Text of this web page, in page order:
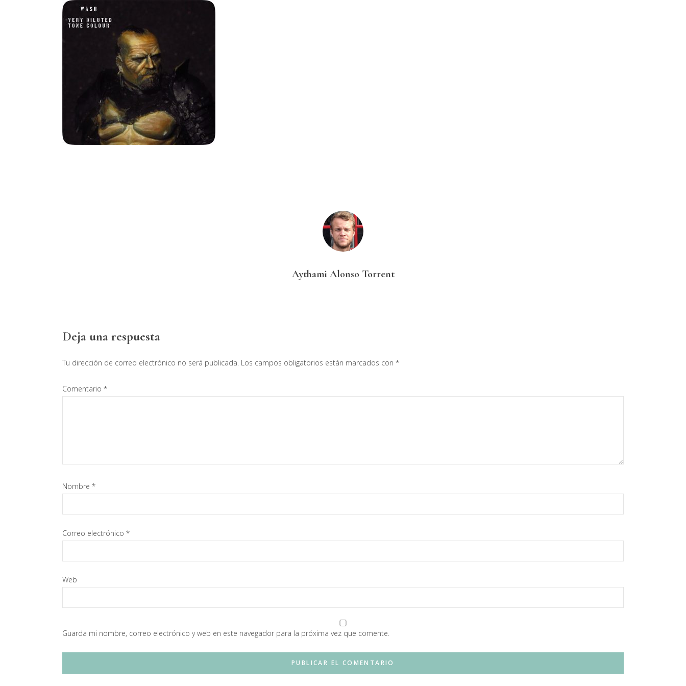
Aythami Alonso Torrent
Interacciones
con
lectores
Deja una respuesta
Tu dirección de correo electrónico no será publicada. Los campos obligatorios están marcados con *
Comentario *
Nombre *
Correo electrónico *
Web
Guarda mi nombre, correo electrónico y web en este navegador para la próxima vez que comente.